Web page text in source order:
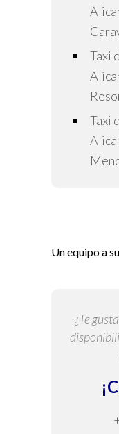
Taxi
Taxi
Un equipo a
¿Te